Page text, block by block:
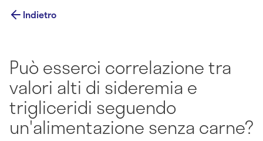
Indietro
Può esserci correlazione tra
valori alti di sideremia e
trigliceridi seguendo
un'alimentazione senza carne?